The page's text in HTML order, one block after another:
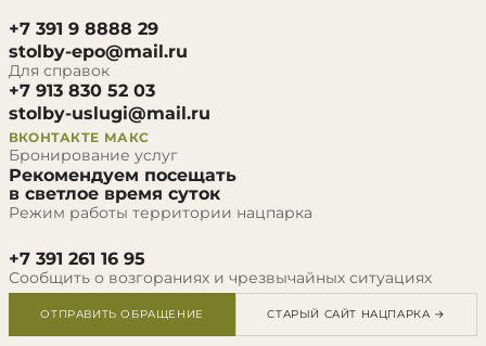
+7 391 9 8888 29
stolby-epo@mail.ru
Для справок
+7 913 830 52 03
stolby-uslugi@mail.ru
ВКОНТАКТЕ МАКС
Бронирование услуг
Рекомендуем посещать
в светлое время суток
Режим работы территории нацпарка
+7 391 261 16 95
Сообщить о возгораниях и чрезвычайных ситуациях
ОТПРАВИТЬ ОБРАЩЕНИЕ СТАРЫЙ САЙТ НАЦПАРКА →